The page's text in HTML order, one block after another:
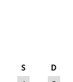
S
D